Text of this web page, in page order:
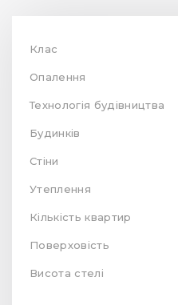
Клас
Опалення
Технологія будівництва
Будинків
Стіни
Утеплення
Кількість квартир
Поверховість
Висота стелі